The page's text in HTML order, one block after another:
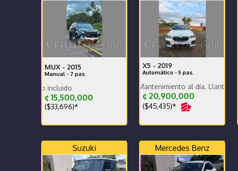
MUX - 2015
Manual - 7 pas.
Precio con traspaso incluido
¢ 15,500,000
($33,696)*
X5 - 2019
Automático - 5 pas.
Excelente estado. Mantenimiento al día. Llantas vientiuno
¢ 20,900,000
($45,435)*
Dekra al día por dos año y
Suzuki Mercedes Benz